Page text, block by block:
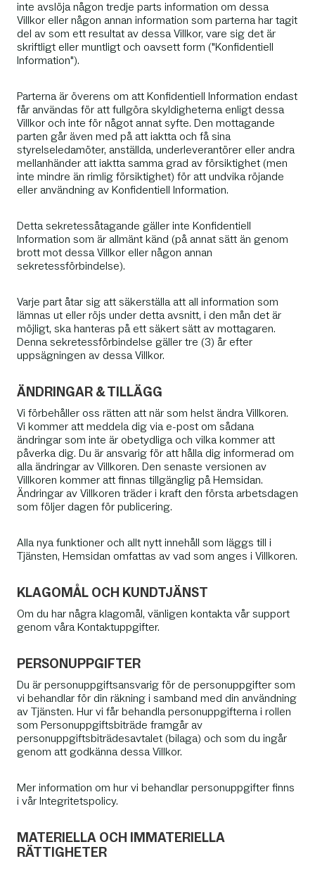
inte avslöja någon tredje parts information om dessa
Villkor eller någon annan information som parterna har tagit
del av som ett resultat av dessa Villkor, vare sig det är
skriftligt eller muntligt och oavsett form ("Konfidentiell
Information").
Parterna är överens om att Konfidentiell Information endast
får användas för att fullgöra skyldigheterna enligt dessa
Villkor och inte för något annat syfte. Den mottagande
parten går även med på att iaktta och få sina
styrelseledamöter, anställda, underleverantörer eller andra
mellanhänder att iaktta samma grad av försiktighet (men
inte mindre än rimlig försiktighet) för att undvika röjande
eller användning av Konfidentiell Information.
Detta sekretessåtagande gäller inte Konfidentiell
Information som är allmänt känd (på annat sätt än genom
brott mot dessa Villkor eller någon annan
sekretessförbindelse).
Varje part åtar sig att säkerställa att all information som
lämnas ut eller röjs under detta avsnitt, i den mån det är
möjligt, ska hanteras på ett säkert sätt av mottagaren.
Denna sekretessförbindelse gäller tre (3) år efter
uppsägningen av dessa Villkor.
ÄNDRINGAR & TILLÄGG
Vi förbehåller oss rätten att när som helst ändra Villkoren.
Vi kommer att meddela dig via e-post om sådana
ändringar som inte är obetydliga och vilka kommer att
påverka dig. Du är ansvarig för att hålla dig informerad om
alla ändringar av Villkoren. Den senaste versionen av
Villkoren kommer att finnas tillgänglig på Hemsidan.
Ändringar av Villkoren träder i kraft den första arbetsdagen
som följer dagen för publicering.
Alla nya funktioner och allt nytt innehåll som läggs till i
Tjänsten, Hemsidan omfattas av vad som anges i Villkoren.
KLAGOMÅL OCH KUNDTJÄNST
Om du har några klagomål, vänligen kontakta vår support
genom våra Kontaktuppgifter.
PERSONUPPGIFTER
Du är personuppgiftsansvarig för de personuppgifter som
vi behandlar för din räkning i samband med din användning
av Tjänsten. Hur vi får behandla personuppgifterna i rollen
som Personuppgiftsbiträde framgår av
personuppgiftsbiträdesavtalet (bilaga) och som du ingår
genom att godkänna dessa Villkor.
Mer information om hur vi behandlar personuppgifter finns
i vår Integritetspolicy.
MATERIELLA OCH IMMATERIELLA
RÄTTIGHETER